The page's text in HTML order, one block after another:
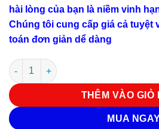
hài lòng của bạn là niềm vinh
Chúng tôi cung cấp giá cả tuyệt
toán đơn giản dể dàng
Hoa chúc mừng G 4064 số lượng
THÊM VÀO GIỎ
MUA